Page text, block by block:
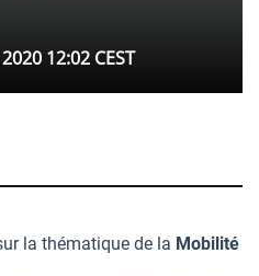
12:02 CEST
la thématique de la Mobilité